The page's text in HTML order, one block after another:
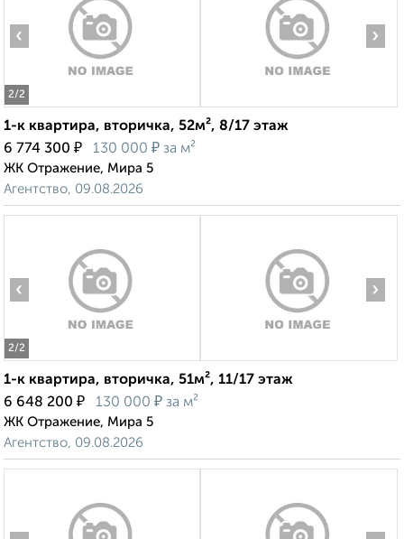
2/2
‹ ›
1-к квартира, вторичка, 52м², 8/17 этаж
6 774 300 ₽ 130 000 ₽ за м²
ЖК Отражение, Мира 5
Агентство, 09.08.2026
2/2
‹ ›
1-к квартира, вторичка, 51м², 11/17 этаж
6 648 200 ₽ 130 000 ₽ за м²
ЖК Отражение, Мира 5
Агентство, 09.08.2026